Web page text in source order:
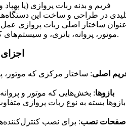
فریم و بدنه ربات پروازی (یا
در طراحی و ساخت این دستگاه‌ها
ساختار اصلی ربات پروازی
موتور، پروانه، باتری، و سیستم‌های کنترلی روی آن نصب می‌شوند.
اصلی: ساختار مرکزی که موتور،
بازوها: بخش‌هایی که موتور و
بازوها بسته به نوع ربات پروازی
صفحات نصب: برای نصب